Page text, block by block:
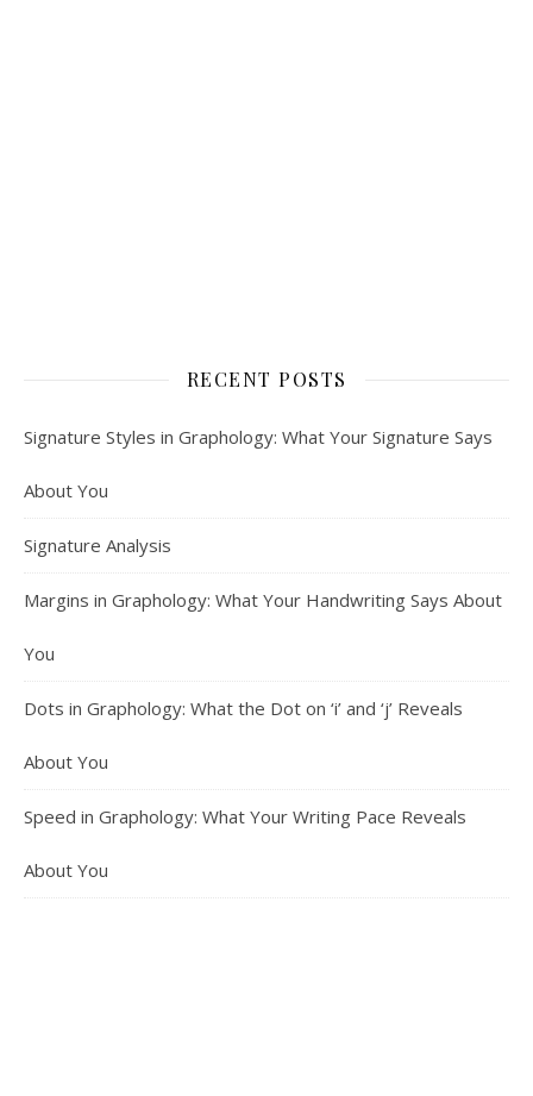
RECENT POSTS
Signature Styles in Graphology: What Your Signature Says
About You
Signature Analysis
Margins in Graphology: What Your Handwriting Says About
You
Dots in Graphology: What the Dot on ‘i’ and ‘j’ Reveals
About You
Speed in Graphology: What Your Writing Pace Reveals
About You